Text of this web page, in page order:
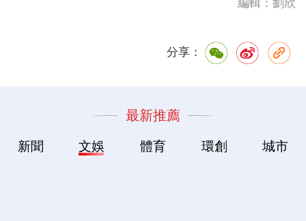
編輯：劉欣
分享：
最新推薦
新聞 文娛 體育 環創 城市